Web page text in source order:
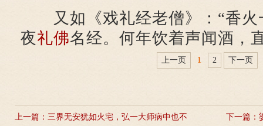
又如《戏礼经老僧》：“香火
夜礼佛名经。何年饮着声闻酒，
上一页 1 2 下一页
上一篇： 三界无安犹如火宅，弘一大师病中也不 下一篇：